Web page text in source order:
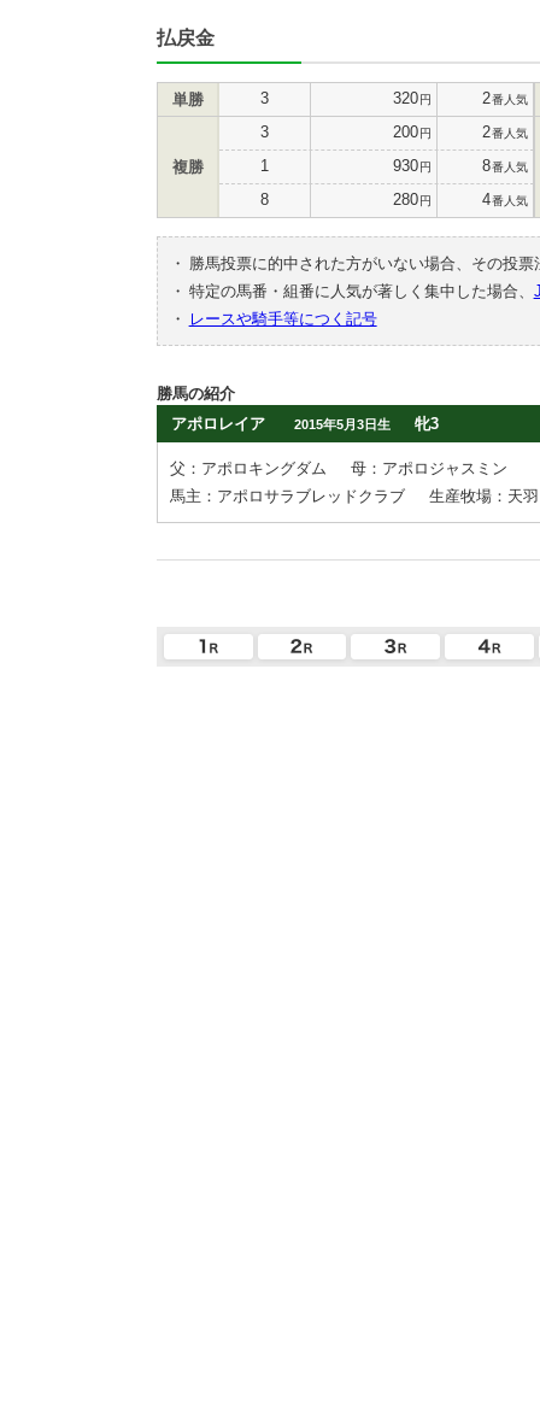
払戻金
単勝 3 320円 2番人気
複勝
3 200円 2番人気
1 930円 8番人気
8 280円 4番人気
・
勝馬投票に的中された方がいない場合、その投
・ 特定の馬番・組番に人気が著しく集中した場合、
・
レースや騎手等につく記号
勝馬の紹介
アポロレイア
2015年5月3日生 牝3
父：アポロキングダム
母：アポロジャスミン
馬主：アポロサラブレッドクラブ
生産牧場：天